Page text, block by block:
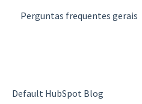
Create
Statistics
Perguntas frequentes gerais
Sobre o design e publicação
Default HubSpot Blog